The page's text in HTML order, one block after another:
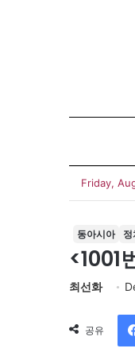
Friday,
동아시아 정
<1001
최선화
공유